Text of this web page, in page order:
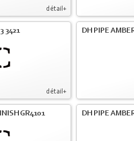
détail+
détail+
3421 DH PIPE
GR4101 DH PIPE